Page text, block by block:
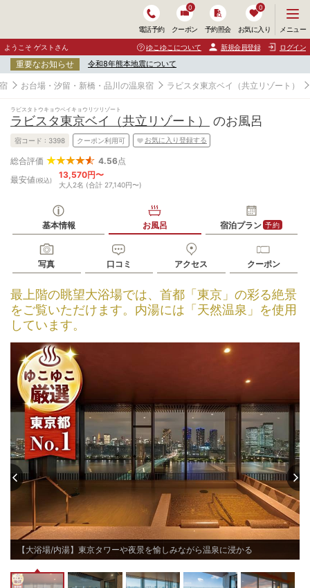
電話予約 クーポン
0
予約照会 お気に入り
0
ニ
ュ
ー
開
く
メニュー
ようこそ ゲストさん ゆこゆこについて 新規会員登録 ログイン
重要なお知らせ 令和8年熊本地震について
お台場・汐留・新橋・品川の温泉宿 ラビスタ東京ベイ（共立リゾート）
ラビスタトウキョウベイキョウリツリゾート
ラビスタ東京ベイ（共立リゾート） のお風呂
宿コード : 3398 クーポン利用可 お気に入り登録する
総合評価 4.56点
最安値(税込)
13,570円〜
大人2名 (合計 27,140円〜)
基本情報 お風呂 宿泊プラン 予約
写真 口コミ アクセス クーポン
最上階の眺望大浴場では、首都「東京」の彩る絶景
をご覧いただけます。内湯には「天然温泉」を使用
しています。
【大浴場/内湯】東京タワーや夜景を愉しみながら温泉に浸かる